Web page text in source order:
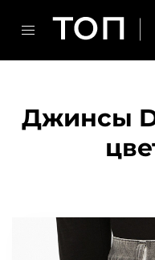
Джинсы